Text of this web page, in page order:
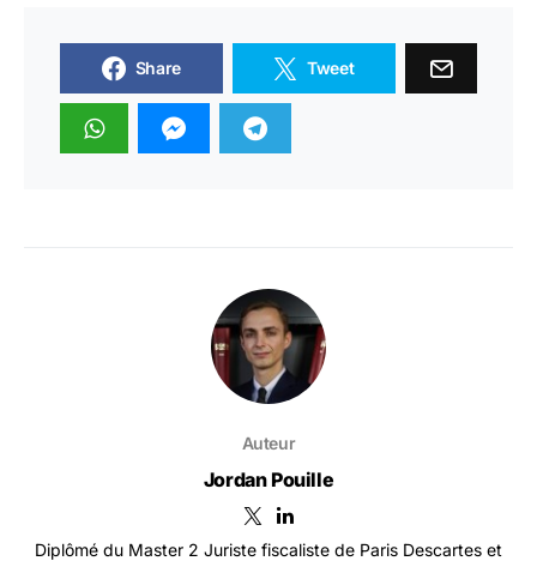
Share Tweet
Auteur
Jordan Pouille
Diplômé du Master 2 Juriste fiscaliste de Paris Descartes et